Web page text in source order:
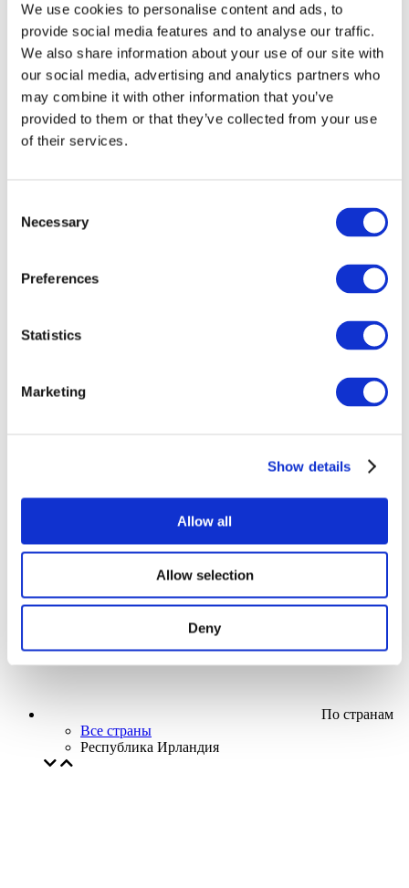
We use cookies to personalise content and ads, to
provide social media features and to analyse our traffic.
We also share information about your use of our site with
our social media, advertising and analytics partners who
may combine it with other information that you’ve
provided to them or that they’ve collected from your use
of their services.
Selection
Necessary
Preferences
Statistics
Marketing
Show details
Allow all
Allow selection
Deny
Творческий вечер
Наше спецпредложение
Применить
По странам
Все страны
Республика Ирландия